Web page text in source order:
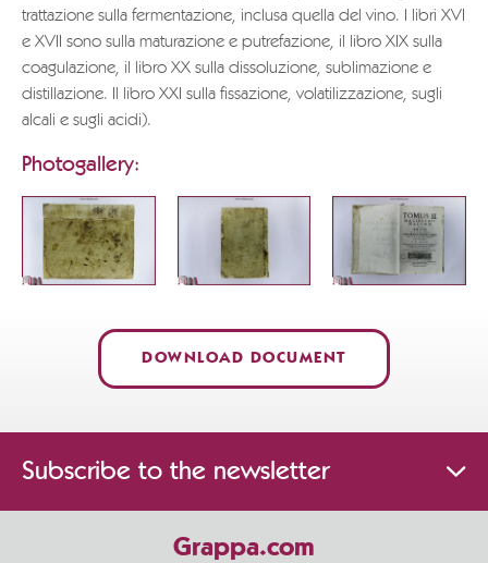
trattazione sulla fermentazione, inclusa quella del vino. I libri XVI
e XVII sono sulla maturazione e putrefazione, il libro XIX sulla
coagulazione, il libro XX sulla dissoluzione, sublimazione e
distillazione. Il libro XXI sulla fissazione, volatilizzazione, sugli
alcali e sugli acidi).
Photogallery:
DOWNLOAD DOCUMENT
Subscribe to the newsletter
Grappa.com